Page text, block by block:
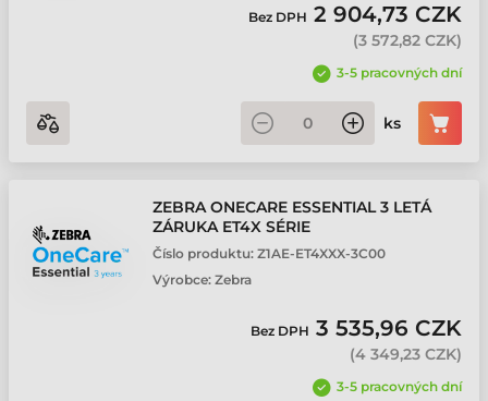
Bez DPH 2 904,73 CZK
(3 572,82 CZK)
3-5 pracovných dní
ks
ZEBRA ONECARE ESSENTIAL 3 LETÁ
ZÁRUKA ET4X SÉRIE
Číslo produktu: Z1AE-ET4XXX-3C00
Výrobce: Zebra
Bez DPH 3 535,96 CZK
(4 349,23 CZK)
3-5 pracovných dní